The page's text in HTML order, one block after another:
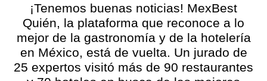
¡Tenemos buenas noticias! MexBest
Quién, la plataforma que reconoce a lo
mejor de la gastronomía y de la hotelería
en México, está de vuelta. Un jurado de
25 expertos visitó más de 90 restaurantes